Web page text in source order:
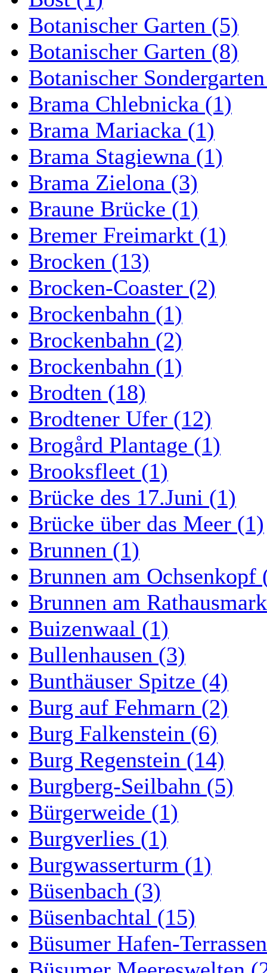
Botanischer Garten (5)
Botanischer Garten (8)
Botanischer
Brama Chlebnicka (1)
Brama Mariacka (1)
Brama Stagiewna (1)
Brama Zielona (3)
Braune Brücke (1)
Bremer Freimarkt (1)
Brocken (13)
Brocken-Coaster (2)
Brockenbahn (1)
Brockenbahn (2)
Brockenbahn (1)
Brodten (18)
Brodtener Ufer (12)
Brogård Plantage (1)
Brooksfleet (1)
Brücke des 17.Juni (1)
Brücke über das Meer (1)
Brunnen (1)
Brunnen am Ochsenkopf
Brunnen am
Buizenwaal (1)
Bullenhausen (3)
Bunthäuser Spitze (4)
Burg auf Fehmarn (2)
Burg Falkenstein (6)
Burg Regenstein (14)
Burgberg-Seilbahn (5)
Bürgerweide (1)
Burgverlies (1)
Burgwasserturm (1)
Büsenbach (3)
Büsenbachtal (15)
Büsumer Hafen-